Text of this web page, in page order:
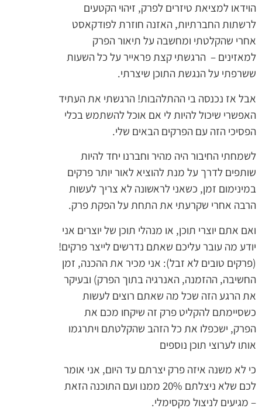
הוידאו למציאת טיזרים לפרק, זיהוי הקטעים
לרשתות החברתיות, האזנה חוזרת לפודקאסט
אחרי שהקלטתי ומחשבה על תיאור הפרק
למאזינים – הרגשתי קצת פראייר על כל השעות
ששרפתי על הנגשת התוכן שיצרתי.
אבל אז נכנסה בי ההתלהבות! הרגשתי את העתיד
האפשרי שיכול להיות לי אם אוכל להשתמש בכלי
הפסיכי הזה עם הפרקים הבאים שלי.
לשמחתי החיבור היה מהיר וחברנו יחד להיות
שותפים לדרך על מנת להוציא לאור יותר פרקים
במינימום זמן, כשאני לראשונה לא צריך לעשות
הרבה אחרי שקרעתי את התחת על הפקת פרק.
ואם אתם יוצרי תוכן, או מנהלי תוכן של יוצרים אני
יודע מה עובר עליכם שאתם נדרשים לייצר פרקים!
(פרקים טובים לא זבל): אני מכיר את ההכנה, זמן
החשיבה, ההזמנה, האנרגיה בתוך הפרק) ובעיקר
את הרגע הזה שכל מה שאתם רוצים לעשות
כשסיימתם להקליט פרק זה שיקחו מכם את
הפרק, ישכפלו את כל הזהב שהקלטתם ויתרגמו
אותו לערוצי תוכן נוספים
כי לא משנה איזה פרק יצרתם עד היום, אני אומר
לכם שלא ניצלתם 20% ממנו ועם התוכנה הזאת
– מגיעים לניצול מקסימלי.